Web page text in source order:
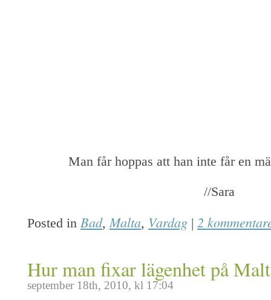
Man får hoppas att han inte får en
//Sara
Posted in Bad,Malta, Vardag | 2
Hur man fixar lägenhet på
september 18th, 2010, kl 17:04